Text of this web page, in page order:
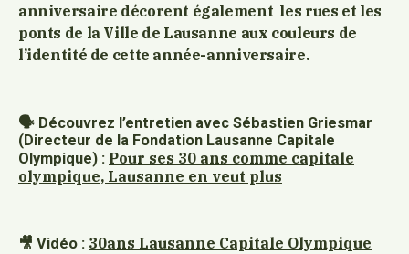
anniversaire décorent également les rues et les
ponts de la Ville de Lausanne aux couleurs de
l’identité de cette année-anniversaire.
🗣️ Découvrez l’entretien avec Sébastien Griesmar
(Directeur de la Fondation Lausanne Capitale
Olympique) : Pour ses 30 ans comme capitale
olympique, Lausanne en veut plus
🎥 Vidéo : 30ans Lausanne Capitale Olympique